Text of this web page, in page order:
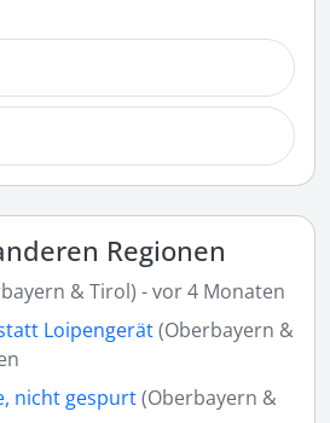
Regionen
& Tirol) - vor 4 Monaten
Loipengerät(Oberbayern &
nicht gespurt(Oberbayern &